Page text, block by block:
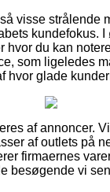
visse strålende
kundefokus.
hvor du kan
som ligeledes
hvor glade
af annoncer.
af outlets på
firmaernes
besøgende vi